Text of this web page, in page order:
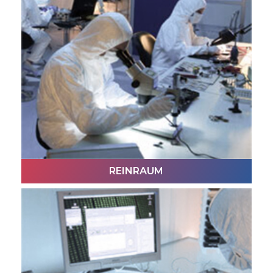
MANUELLE ARBEIT
Dieser Ingenieur befasst sich in stundenlanger
Arbeit mit Ihrem Datenträger.
REINRAUM